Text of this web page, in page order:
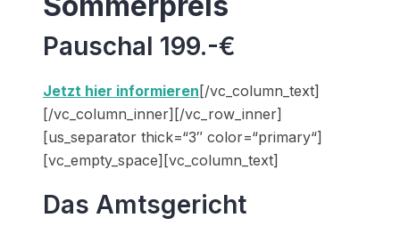
Pauschal 199.-€
Jetzt hier informieren [/vc_column_text]
[/vc_column_inner][/vc_row_inner]
[us_separator thick=“3″ color=“primary“]
[vc_empty_space][vc_column_text]
Das Amtsgericht